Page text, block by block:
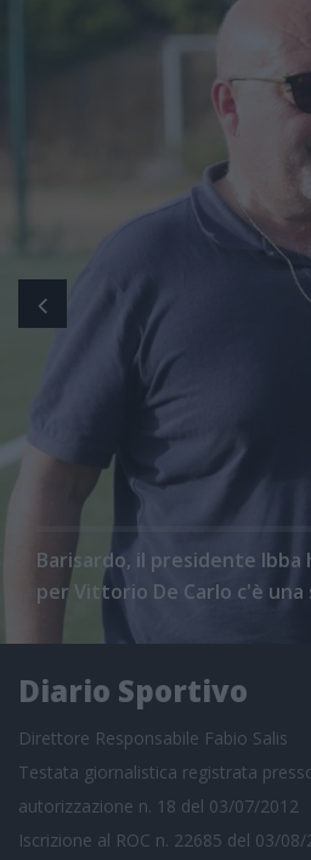
Barisardo, il presidente Ibba
per Vittorio De Carlo c'è una
Diario Sportivo
Direttore Responsabile Fabio Salis
Testata giornalistica registrata
autorizzazione n. 18 del 03/07/2012
Iscrizione al ROC n. 22685 del 03/08/